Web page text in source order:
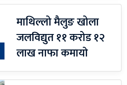
माथिल्लो मैलुङ खोला
जलविद्युत ११ करोड १२
लाख नाफा कमायाे